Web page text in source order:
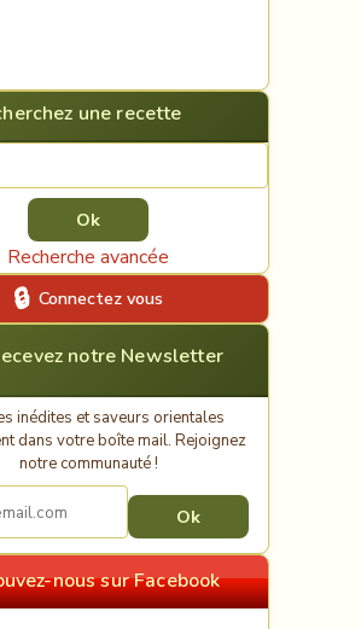
une recette
Recherche avancée
Connectez vous
notre Newsletter
inédites et saveurs orientales
dans votre boîte mail. Rejoignez
notre communauté !
nous sur Facebook